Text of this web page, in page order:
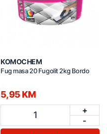
KOMOCHEM
Fug masa 20 Fugolit 2kg Bordo
5,95 KM
1
+
-